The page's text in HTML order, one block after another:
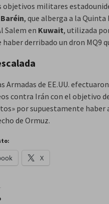
objetivos militares
Baréin, que alberga a la Quinta
Salem en Kuwait, utilizada
haber derribado un dron
Armadas de EE.UU.
contra Irán con el objetivo
por supuestamente haber
de Ormuz.
X